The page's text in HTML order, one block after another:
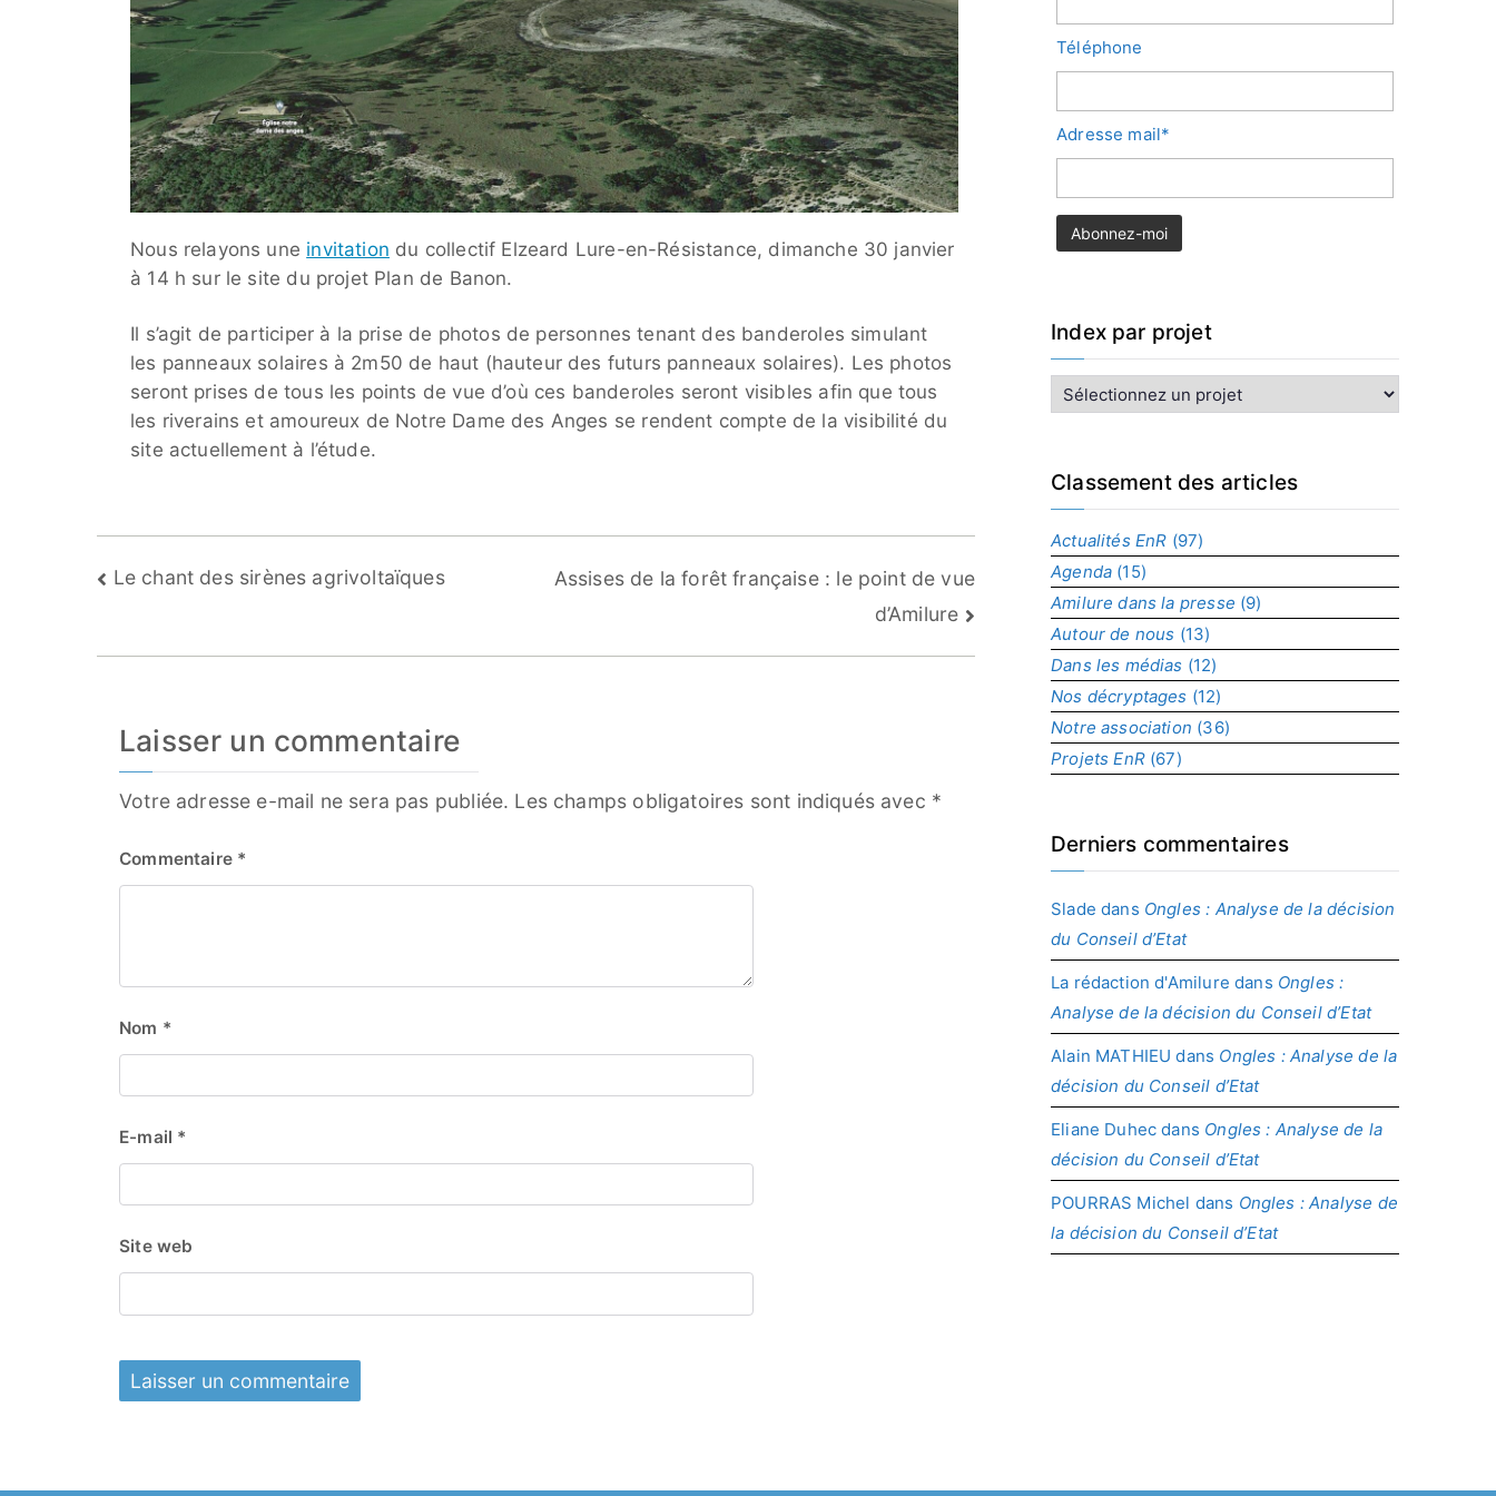
Nous relayons une invitation du collectif Elzeard Lure-en-Résistance, dimanche 30 janvier
à 14 h sur le site du projet Plan de Banon.
Il s’agit de participer à la prise de photos de personnes tenant des banderoles simulant
les panneaux solaires à 2m50 de haut (hauteur des futurs panneaux solaires). Les photos
seront prises de tous les points de vue d’où ces banderoles seront visibles afin que tous
les riverains et amoureux de Notre Dame des Anges se rendent compte de la visibilité du
site actuellement à l’étude.
Navigation
l’article
Le chant des sirènes agrivoltaïques
Assises de la forêt française : le point de vue
d’Amilure
Laisser un commentaire
Votre adresse e-mail ne sera pas publiée. Les champs obligatoires sont indiqués avec *
Commentaire *
Nom *
E-mail *
Site web
Téléphone
Adresse mail*
Index par projet
n
x
r
p
r
o
j
e
t
Classement des articles
Actualités EnR (97)
Agenda (15)
Amilure dans la presse (9)
Autour de nous (13)
Dans les médias (12)
Nos décryptages (12)
Notre association (36)
Projets EnR(67)
Derniers commentaires
Slade dans Ongles : Analyse de la décision
du Conseil d’Etat
La rédaction d'Amilure dans Ongles :
Analyse de la décision du Conseil d’Etat
Alain MATHIEU dans Ongles : Analyse de la
décision du Conseil d’Etat
Eliane Duhec dans Ongles : Analyse de la
décision du Conseil d’Etat
POURRAS Michel dans Ongles : Analyse de
la décision du Conseil d’Etat